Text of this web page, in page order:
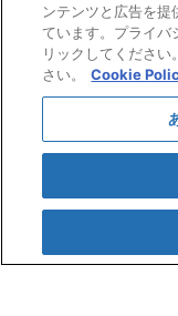
ンテンツと広告を提
ています。プライバ
リックしてくださ
さい。
Cookie